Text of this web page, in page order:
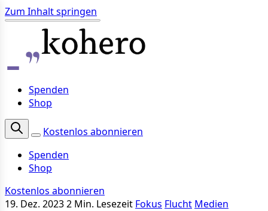
Zum Inhalt springen
Spenden
Shop
Kostenlos abonnieren
Spenden
Shop
Kostenlos abonnieren
19. Dez. 20232 Min. Lesezeit Fokus Flucht Medien